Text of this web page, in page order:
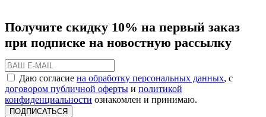
Получите скидку 10% на первый заказ
при подписке на новостную рассылку
Даю согласие на обработку персональных данных, с
договором публичной оферты и политикой
конфиденциальности ознакомлен и принимаю.
ПОДПИСАТЬСЯ